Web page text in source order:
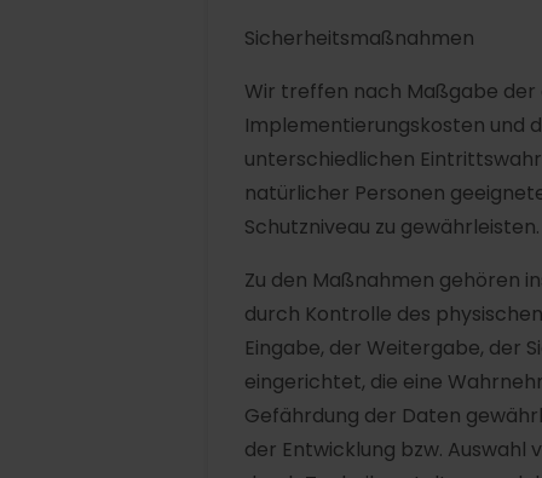
Sicherheitsmaßnahmen
Wir treffen nach Maßgabe der
Implementierungskosten und
unterschiedlichen
natürlicher Personen
Schutzniveau zu gewährleisten.
Zu den Maßnahmen gehören
durch Kontrolle des
Eingabe, der Weitergabe, der
eingerichtet, die eine
Gefährdung der Daten
der Entwicklung bzw.